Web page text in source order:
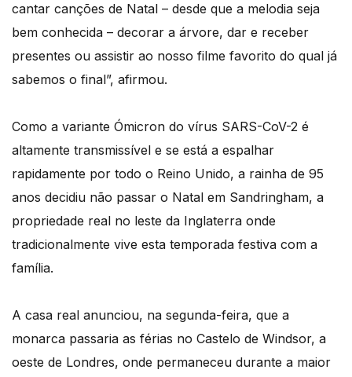
cantar canções de Natal – desde que a melodia seja
bem conhecida – decorar a árvore, dar e receber
presentes ou assistir ao nosso filme favorito do qual já
sabemos o final”, afirmou.
Como a variante Ómicron do vírus SARS-CoV-2 é
altamente transmissível e se está a espalhar
rapidamente por todo o Reino Unido, a rainha de 95
anos decidiu não passar o Natal em Sandringham, a
propriedade real no leste da Inglaterra onde
tradicionalmente vive esta temporada festiva com a
família.
A casa real anunciou, na segunda-feira, que a
monarca passaria as férias no Castelo de Windsor, a
oeste de Londres, onde permaneceu durante a maior